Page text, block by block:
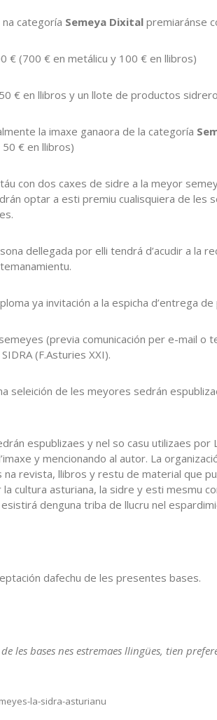
categoría Semeya Dixital premiaránse
€ (700 € en metálicu y 100 € en llibros)
€ en llibros y un llote de productos
la imaxe ganaora de la categoría
€ en llibros)
con dos caxes de sidre a la meyor
optar a esti premiu cualisquiera de les
dellegada por elli tendrá d’acudir a la
ya invitación a la espicha d’entrega
(previa comunicación per e-mail o
(F.Asturies XXI).
seleición de les meyores sedrán
espublizaes y nel so casu utilizaes por
y mencionando al autor. La
na revista, llibros y restu de material que
cultura asturiana, la sidre y esti mesmu
denguna triba de llucru nel
dafechu de les presentes bases.
les bases nes estremaes llingües, tien
la-sidra-asturianu